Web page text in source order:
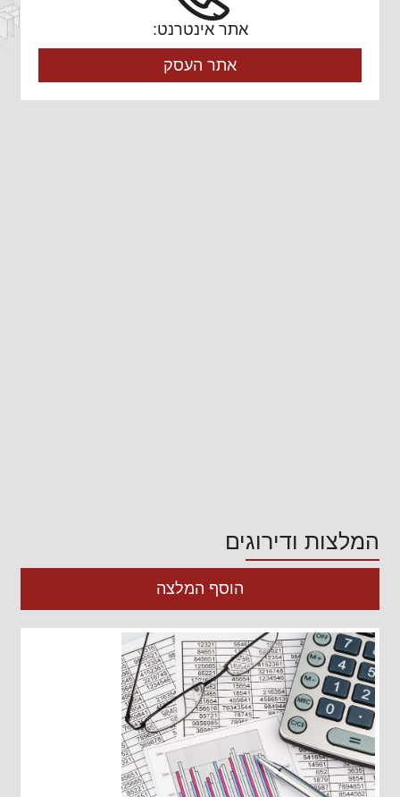
אתר אינטרנט:
אתר העסק
המלצות ודירוגים
הוסף המלצה